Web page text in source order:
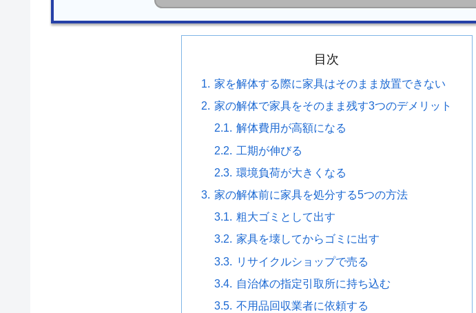
目次
家を解体する際に家具はそのまま放置できない
家の解体で家具をそのまま残す3つのデメリット
解体費用が高額になる
工期が伸びる
環境負荷が大きくなる
家の解体前に家具を処分する5つの方法
粗大ゴミとして出す
家具を壊してからゴミに出す
リサイクルショップで売る
自治体の指定引取所に持ち込む
不用品回収業者に依頼する